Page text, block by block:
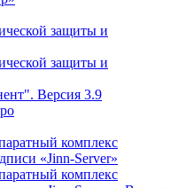
защиты и
защиты и
Версия 3.9
комплекс
«Jinn-Server»
комплекс